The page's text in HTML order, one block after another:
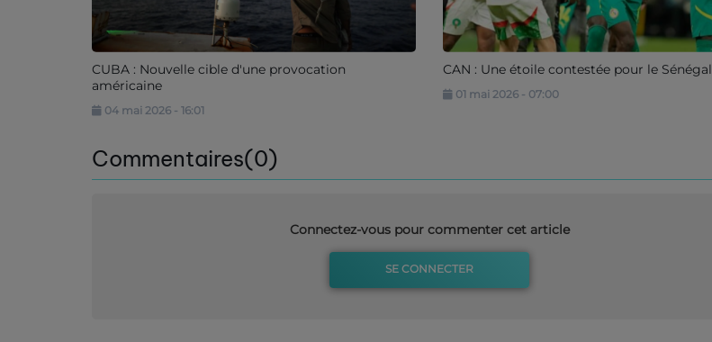
CUBA : Nouvelle cible d'une provocation
américaine
04 mai 2026 - 16:01
CAN : Une étoile contestée pour le Sénégal
01 mai 2026 - 07:00
Commentaires(0)
Connectez-vous pour commenter cet article
SE CONNECTER